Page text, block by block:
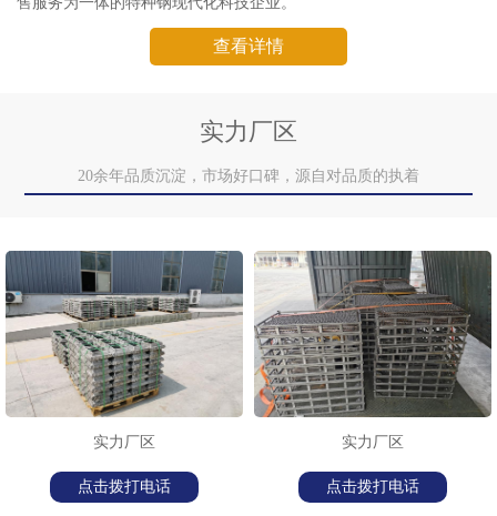
查看详情
实力厂区
20余年品质沉淀，市场好口碑，源自对品质的执着
实力厂区
点击拨打电话
实力厂区
点击拨打电话